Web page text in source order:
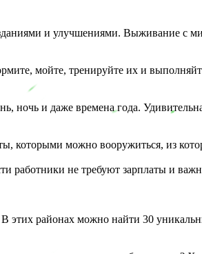
и улучшениями. Выживание с
мойте, тренируйте их и
ночь и даже времена года.
которыми можно вооружиться, из
работники не требуют зарплаты и
этих районах можно найти 30